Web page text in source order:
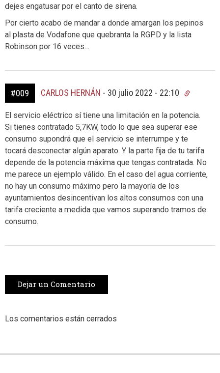
dejes engatusar por el canto de sirena.
Por cierto acabo de mandar a donde amargan los pepinos
al plasta de Vodafone que quebranta la RGPD y la lista
Robinson por 16 veces…
#009 CARLOS HERNÁN - 30 julio 2022 - 22:10
El servicio eléctrico sí tiene una limitación en la potencia.
Si tienes contratado 5,7KW, todo lo que sea superar ese
consumo supondrá que el servicio se interrumpe y te
tocará desconectar algún aparato. Y la parte fija de tu tarifa
depende de la potencia máxima que tengas contratada. No
me parece un ejemplo válido. En el caso del agua corriente,
no hay un consumo máximo pero la mayoría de los
ayuntamientos desincentivan los altos consumos con una
tarifa creciente a medida que vamos superando tramos de
consumo.
Dejar un Comentario
Los comentarios están cerrados